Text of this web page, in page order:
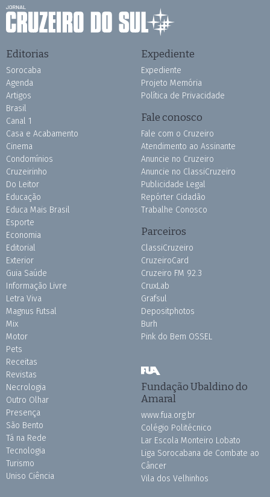
Editorias
Sorocaba
Agenda
Artigos
Brasil
Canal 1
Casa e Acabamento
Cinema
Condomínios
Cruzeirinho
Do Leitor
Educação
Educa Mais Brasil
Esporte
Economia
Editorial
Exterior
Guia Saúde
Informação Livre
Letra Viva
Magnus Futsal
Mix
Motor
Pets
Receitas
Revistas
Necrologia
Outro Olhar
Presença
São Bento
Tá na Rede
Tecnologia
Turismo
Uniso Ciência
Expediente
Expediente
Projeto Memória
Política de Privacidade
Fale conosco
Fale com o Cruzeiro
Atendimento ao Assinante
Anuncie no Cruzeiro
Anuncie no ClassiCruzeiro
Publicidade Legal
Repórter Cidadão
Trabalhe Conosco
Parceiros
ClassiCruzeiro
CruzeiroCard
Cruzeiro FM 92.3
CruxLab
Grafsul
Depositphotos
Burh
Pink do Bem OSSEL
Fundação Ubaldino do
Amaral
www.fua.org.br
Colégio Politécnico
Lar Escola Monteiro Lobato
Liga Sorocabana de Combate ao
Câncer
Vila dos Velhinhos